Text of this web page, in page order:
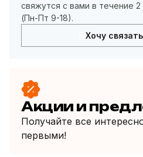
свяжутся с вами в течение
(Пн-Пт 9-18).
Хочу
Акции и
Получайте все
первыми!